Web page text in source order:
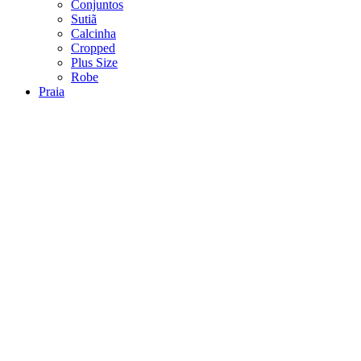
Conjuntos
Sutiã
Calcinha
Cropped
Plus Size
Robe
Praia